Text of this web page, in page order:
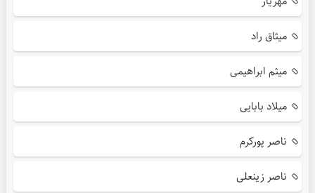
میثاق راد
میثم ابراهیمی
میلاد بابایی
ناصر پورکرم
ناصر زینعلی